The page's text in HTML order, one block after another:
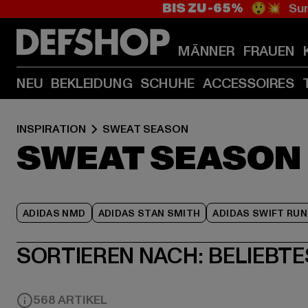
BIS ZU -65% 😲💥
MÄNNER FRAUEN
NEU BEKLEIDUNG SCHUHE ACCESSOIRES
INSPIRATION SWEAT SEASON
SWEAT SEASON
ADIDAS NMD ADIDAS STAN SMITH ADIDAS SWIFT RUN
SORTIEREN NACH:
568 ARTIKEL